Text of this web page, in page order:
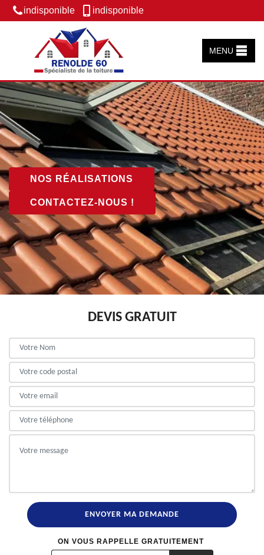
indisponible indisponible
MENU
NOS RÉALISATIONS
CONTACTEZ-NOUS !
DEVIS GRATUIT
ON VOUS RAPPELLE GRATUITEMENT